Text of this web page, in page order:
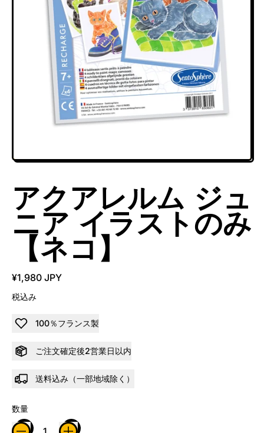
アクアレルム ジュ
ニア イラストのみ
【ネコ】
¥1,980 JPY
税込み
100％フランス製
ご注文確定後2営業日以内
送料込み（一部地域除く）
数量